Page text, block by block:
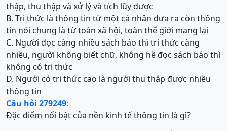
thập, thu thập và xử lý và tích lũy được
B. Tri thức là thông tin từ một cá nhân đưa ra còn thông
tin nói chung là từ toàn xã hội, toàn thế giới mang lại
C. Người đọc càng nhiều sách báo thì tri thức càng
nhiều, người không biết chữ, không hề đọc sách báo thì
không có tri thức
D. Người có tri thức cao là người thu thập được nhiều
thông tin
Câu hỏi 279249:
Đặc điểm nổi bật của nền kinh tế thông tin là gì?